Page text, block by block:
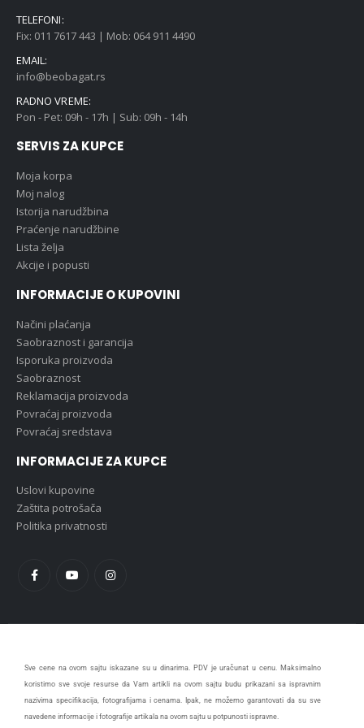
TELEFONI:
Fix: 011 7617 443 | Mob: 064 911 4490
EMAIL:
info@beobagat.rs
RADNO VREME:
Pon - Pet: 09h - 17h | Sub: 09h - 14h
SERVIS ZA KUPCE
Moja korpa
Moj nalog
Istorija narudžbina
Praćenje narudžbine
Lista želja
Akcije i popusti
INFORMACIJE O KUPOVINI
Načini plaćanja
Saobraznost i garancija
Isporuka proizvoda
Saobraznost
Reklamacija proizvoda
Povraćaj proizvoda
Povraćaj sredstava
INFORMACIJE ZA KUPCE
Uslovi kupovine
Zaštita potrošača
Politika privatnosti
Sve cene na ovom sajtu iskazane su u dinarima. PDV je uračunat u cenu. Maksimalno
koristimo sve svoje resurse da Vam artikli na ovom sajtu budu prikazani sa ispravnim
nazivima specifikacija, fotografijama i cenama. Ipak, ne možemo garantovati da su sve
navedene informacije i fotografije artikala na ovom sajtu u potpunosti ispravne.